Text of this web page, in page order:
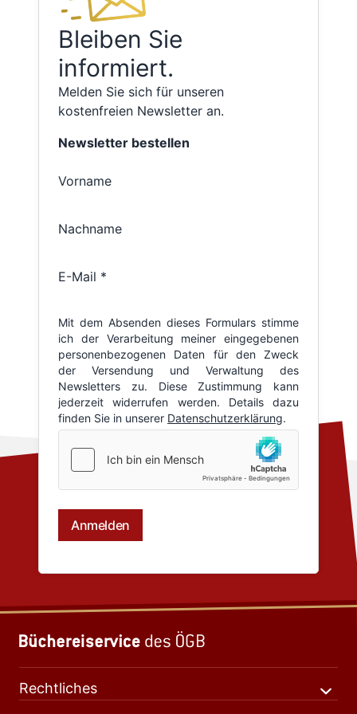
Bleiben Sie
informiert.
Melden Sie sich für unseren
kostenfreien Newsletter an.
Rechtliches